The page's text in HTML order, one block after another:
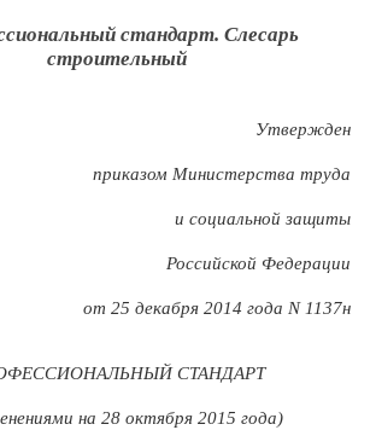
стандарт. Слесарь
строительный
Утвержден
приказом Министерства труда
и социальной защиты
Российской Федерации
от 25 декабря 2014 года N 1137н
СТАНДАРТ
на 28 октября 2015 года)